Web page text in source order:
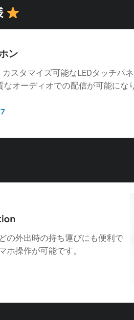
ン
スタマイズ可能なLEDタッチパ
なオーディオでの配信が可能にな
の外出時の持ち運びにも便利で
ホ操作が可能です。